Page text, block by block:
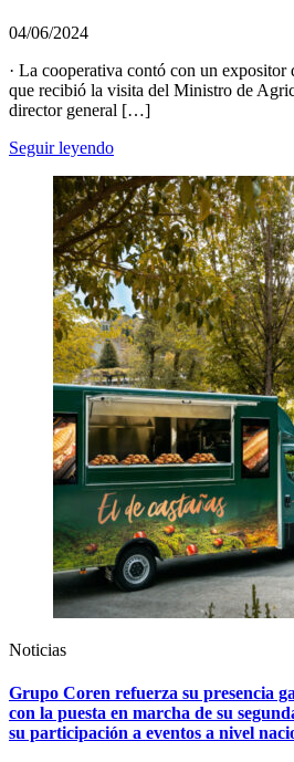
04/06/2024
· La cooperativa contó con un expositor
que recibió la visita del Ministro de
director general […]
Seguir leyendo
Noticias
Grupo Coren refuerza su presencia
con la puesta en marcha de su
su participación a eventos a nivel